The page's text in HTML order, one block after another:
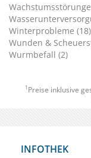
Winterprobleme (18)
Wunden &
Wurmbefall (2)
1 Preise inklusive
INFOTHEK